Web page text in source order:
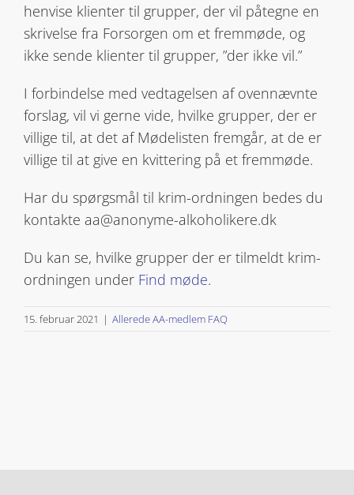
henvise klienter til grupper, der vil påtegne en
skrivelse fra Forsorgen om et fremmøde, og
ikke sende klienter til grupper, ”der ikke vil.”
I forbindelse med vedtagelsen af ovennævnte
forslag, vil vi gerne vide, hvilke grupper, der er
villige til, at det af Mødelisten fremgår, at de er
villige til at give en kvittering på et fremmøde.
Har du spørgsmål til krim-ordningen bedes du
kontakte aa@anonyme-alkoholikere.dk
Du kan se, hvilke grupper der er tilmeldt krim-
ordningen under Find møde.
15. februar 2021 | Allerede AA-medlem FAQ